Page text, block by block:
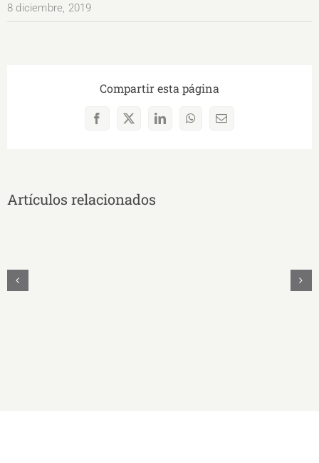
8 diciembre, 2019
Compartir esta página
Facebook
X LinkedInWhatsAppCorreo
Artículos relacionados